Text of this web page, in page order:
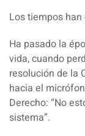
Los tiempos
Ha pasado la
vida, cuando
resolución de la
hacia el
Derecho: “No
sistema”.